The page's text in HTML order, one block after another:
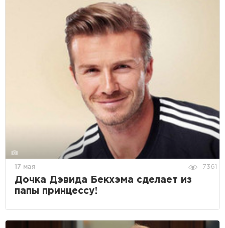
17 мая 7361
Дочка Дэвида Бекхэма сделает из
папы принцессу!